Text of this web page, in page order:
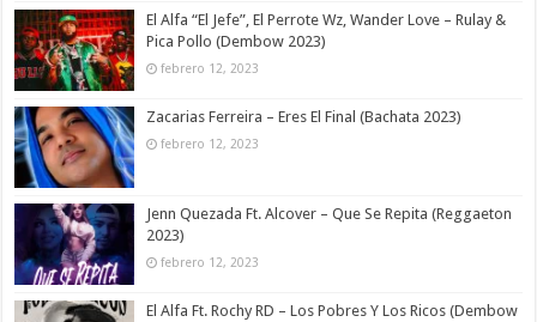
El Alfa “El Jefe”, El Perrote Wz, Wander Love – Rulay &
Pica Pollo (Dembow 2023)
febrero 12, 2023
Zacarias Ferreira – Eres El Final (Bachata 2023)
febrero 12, 2023
Jenn Quezada Ft. Alcover – Que Se Repita (Reggaeton
2023)
febrero 12, 2023
El Alfa Ft. Rochy RD – Los Pobres Y Los Ricos (Dembow